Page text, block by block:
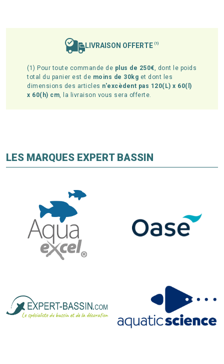
LIVRAISON OFFERTE (1)
(1) Pour toute commande de plus de 250€, dont le poids
total du panier est de moins de 30kg et dont les
dimensions des articles n'excèdent pas 120(L) x 60(l)
x 60(h) cm, la livraison vous sera offerte.
LES MARQUES EXPERT BASSIN